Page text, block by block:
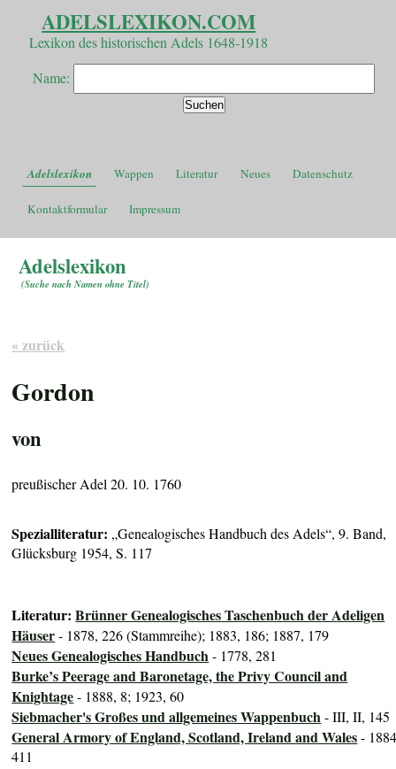
ADELSLEXIKON.COM
Lexikon des historischen Adels 1648-1918
Name:
Adelslexikon Wappen Literatur Neues Datenschutz
Kontaktformular Impressum
Adelslexikon
(Suche nach Namen ohne Titel)
« zurück
Gordon
von
preußischer Adel 20. 10. 1760
Spezialliteratur: „Genealogisches Handbuch des Adels“, 9. Band,
Glücksburg 1954, S. 117
Literatur:Brünner Genealogisches Taschenbuch der Adeligen
Häuser- 1878, 226 (Stammreihe); 1883, 186; 1887, 179
Neues Genealogisches Handbuch- 1778, 281
Burke’s Peerage and Baronetage, the Privy Council and
Knightage- 1888, 8; 1923, 60
Siebmacher's Großes und allgemeines Wappenbuch- III, II, 145
General Armory of England, Scotland, Ireland and Wales-
411